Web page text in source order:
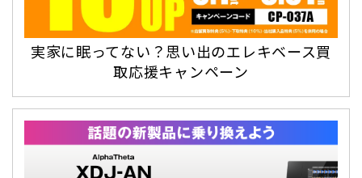
実家に眠ってない？思い出のエレキベース買
取応援キャンペーン